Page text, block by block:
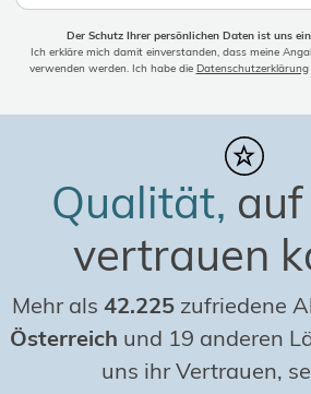
Der Schutz Ihrer persönlichen Daten ist uns
Ich erkläre mich damit einverstanden, dass meine
verwenden werden. Ich habe die Datenschutzerklärung
Qualität,
vertrauen
Mehr als 42.225 zufriedene
Österreich und 19 anderen
uns ihr Vertrauen,